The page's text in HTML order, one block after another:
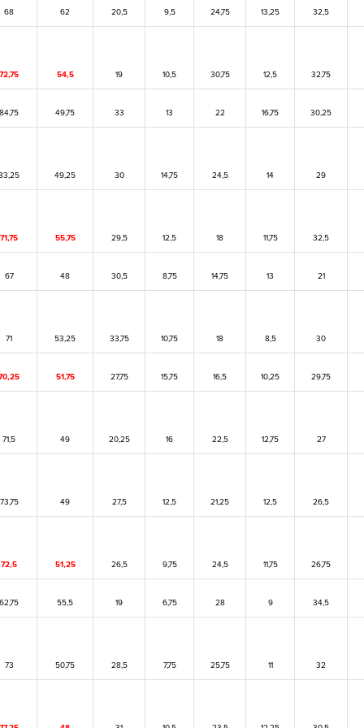
68 62 20,5 9,5 24,75 13,25 32,5
72,75 54,5 19 10,5 30,75 12,5 32,75
84,75 49,75 33 13 22 16,75 30,25
49,25 30 14,75 24,5 14 29
71,75 55,75 29,5 12,5 18 11,75 32,5
67 48 30,5 8,75 14,75 13 21
71 53,25 33,75 10,75 18 8,5 30
51,75 27,75 15,75 16,5 10,25 29,75
71,5 49 20,25 16 22,5 12,75 27
73,75 49 27,5 12,5 21,25 12,5 26,5
72,5 51,25 26,5 9,75 24,5 11,75 26,75
62,75 55,5 19 6,75 28 9 34,5
73 50,75 28,5 7,75 25,75 11 32